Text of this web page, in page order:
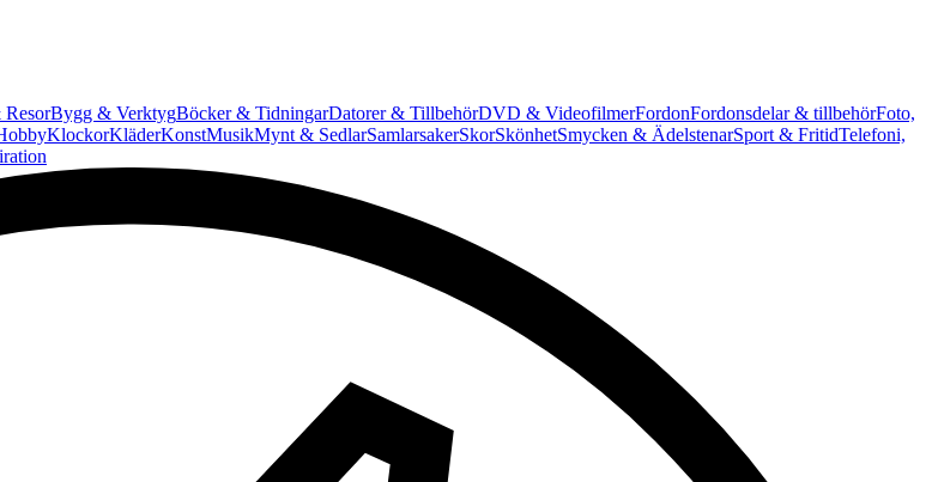
Bygg & VerktygBöcker & TidningarDatorer & TillbehörDVD & VideofilmerFordonFordonsdelar & tillbehörFoto,
KlockorKläderKonstMusikMynt & SedlarSamlarsakerSkorSkönhetSmycken & ÄdelstenarSport & FritidTelefoni,